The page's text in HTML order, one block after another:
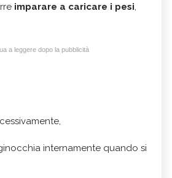
imparare a caricare i pesi,
a leggere dopo la pubblicità
internamente quando si